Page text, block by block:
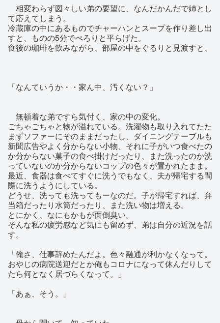
相変わらず図々しい弟の要望に、なんだかんだで姉とし
て応えてしまう。
冷蔵庫の中にあるものでチャーハンとスープを作り差し出
すと、ものの5分でぺろりと平らげた。
食後の珈琲を飲みながら、部屋の中をぐるりと見渡すと、
「なんていうか・・家ん中、汚くない？」
無頓着な弟ですら気付く、家の中の変化。
ごちゃごちゃと物が溢れている。洗濯物も取り入れてたた
まずソファーにそのままだったし、ダイニングテーブルも
新聞広告やよく分からない小物、それに子がいつ食べたの
か分からない菓子の食べ掛けだったり、また洗ったのか洗
っていないのか分からないコップの色々が置かれたまま。
最近、食器は食べてすぐに洗うでもなく、夫が帰宅する間
際に洗うようにしている。
どうせ、洗っても洗ってもーなのだ。子が帰宅すれば、弁
当箱だったり水筒だったり、また洗い物は増える。
とにかく、なにもかもが面倒臭い。
そんな私の疲労感など気にも留めず、弟は自分の近況を話
す。
「俺さ、仕事辞めたんだよ。色々融通が利かなくなって。
おやじの病院送迎だとか俺もコロナになって休んだりして
たら何となく居づらくなって。」
「あぁ、そう。」